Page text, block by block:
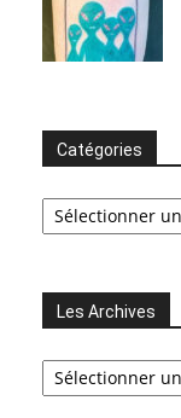
Catégories
Catégories
Les Archives
Les
Archives